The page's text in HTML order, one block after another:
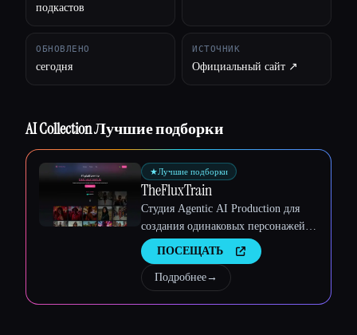
подкастов
ОБНОВЛЕНО
сегодня
ИСТОЧНИК
Официальный сайт ↗︎
AI Collection Лучшие подборки
★Лучшие подборки
TheFluxTrain
Студия Agentic AI Production для
создания одинаковых персонажей,
рабочих процессов и видео
ПОСЕЩАТЬ
Подробнее→